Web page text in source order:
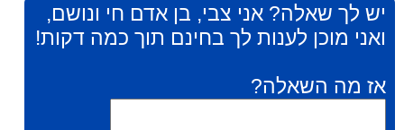
יש לך שאלה? אני צבי, בן אדם חי ונושם,
ואני מוכן לענות לך בחינם תוך כמה דקות!
אז מה השאלה?